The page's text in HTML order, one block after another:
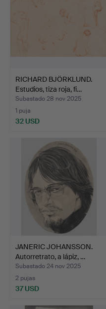
RICHARD BJÖRKLUND.
Estudios, tiza roja, fi…
Subastado 28 nov 2025
1 puja
32 USD
JANERIC JOHANSSON.
Autorretrato, a lápiz, …
Subastado 24 nov 2025
2 pujas
37 USD